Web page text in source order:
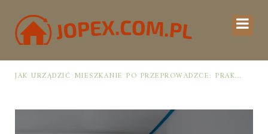
JAK URZĄDZIĆ MIESZKANIE PO PRZEPROWADZCE: PRAKTYCZNY PLAN OD ROZPAKOWANIA DO PRZYTULNEJ PRZESTRZENI